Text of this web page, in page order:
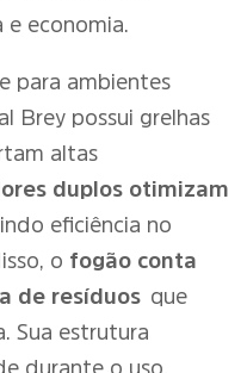
e economia.
para ambientes
Brey possui grelhas
altas
duplos otimizam
eficiência no
o fogão conta
de resíduos que
Sua estrutura
durante o uso,